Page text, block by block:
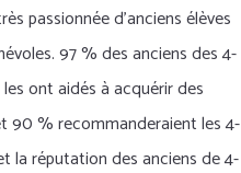
passionnée d'anciens élèves
97 % des anciens des 4-
ont aidés à acquérir des
90 % recommanderaient les 4-
la réputation des anciens de 4-